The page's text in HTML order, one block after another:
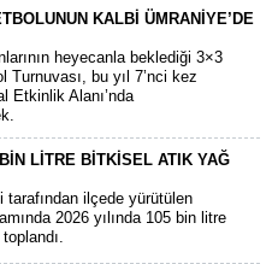
KALBİ ÜMRANİYE’DE
heyecanla beklediği 3×3
Turnuvası, bu yıl 7’nci kez
Etkinlik Alanı’nda
LİTRE BİTKİSEL ATIK YAĞ
tarafından ilçede yürütülen
2026 yılında 105 bin litre